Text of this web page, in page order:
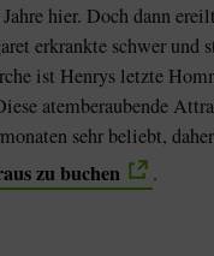
hier. Doch dann
erkrankte schwer und
ist Henrys letzte
atemberaubende
sehr beliebt,
zu buchen .